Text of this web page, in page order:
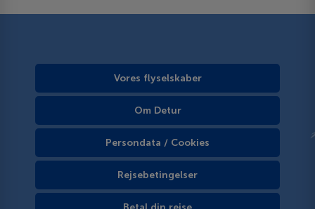
Vores flyselskaber
Om Detur
Persondata / Cookies
Rejsebetingelser